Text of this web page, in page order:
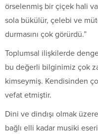
örselenmiş bir çiçek hali
sola bükülür, çelebi ve
durmasını çok görürdü.”
Toplumsal ilişkilerde
bu değerli bilginimiz çok
kimseymiş. Kendisinden
vefat etmiştir.
Dini ve dindışı olmak
bağlı elli kadar musiki